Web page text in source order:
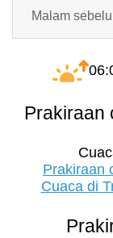
Malam
Prakiraan
Prakiraan
Cuaca di